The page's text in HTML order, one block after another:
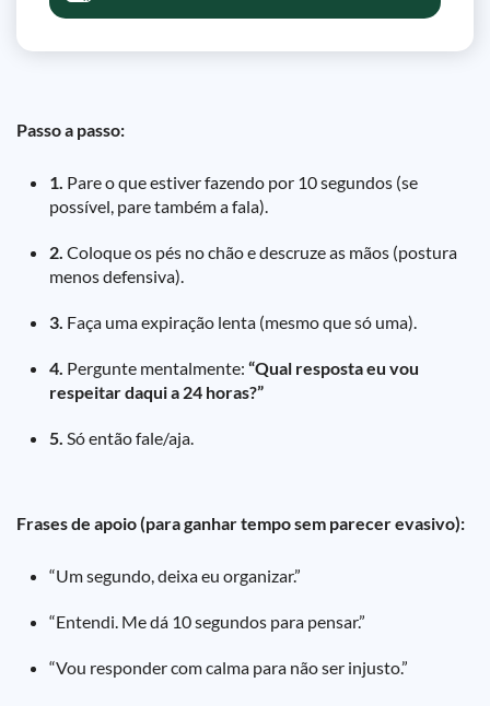
Passo a passo:
1. Pare o que estiver fazendo por 10 segundos (se
possível, pare também a fala).
2. Coloque os pés no chão e descruze as mãos (postura
menos defensiva).
3. Faça uma expiração lenta (mesmo que só uma).
4. Pergunte mentalmente: “Qual resposta eu vou
respeitar daqui a 24 horas?”
5. Só então fale/aja.
Frases de apoio (para ganhar tempo sem parecer evasivo):
“Um segundo, deixa eu organizar.”
“Entendi. Me dá 10 segundos para pensar.”
“Vou responder com calma para não ser injusto.”